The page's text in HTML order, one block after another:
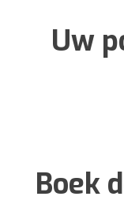
Uw
Boek